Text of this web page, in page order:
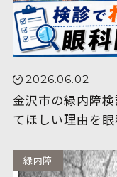
2026.06.02
金沢市の緑内障
てほしい理由を
緑内障